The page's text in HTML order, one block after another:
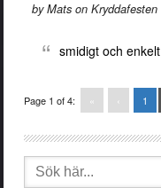
byMatson Kryddafesten
smidigt och enkelt
Page 1 of 4: « ‹ 1
Sök
efter: